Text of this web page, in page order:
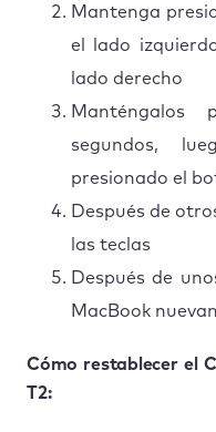
Mantenga
el lado
lado derecho
Manténgalos
segundos,
presionado el
Después de
las teclas
Después de
MacBook
Cómo restablecer el
T2: